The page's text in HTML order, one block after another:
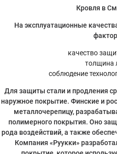
Кровля в
На эксплуатационные
качество
толщина
соблюдение
Для защиты стали и продления
наружное покрытие. Финские и
металлочерепицу,
полимерного покрытия. Оно
рода воздействий, а также
Компания «Руукки»